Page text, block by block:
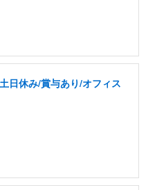
日休み/賞与あり/オフィス